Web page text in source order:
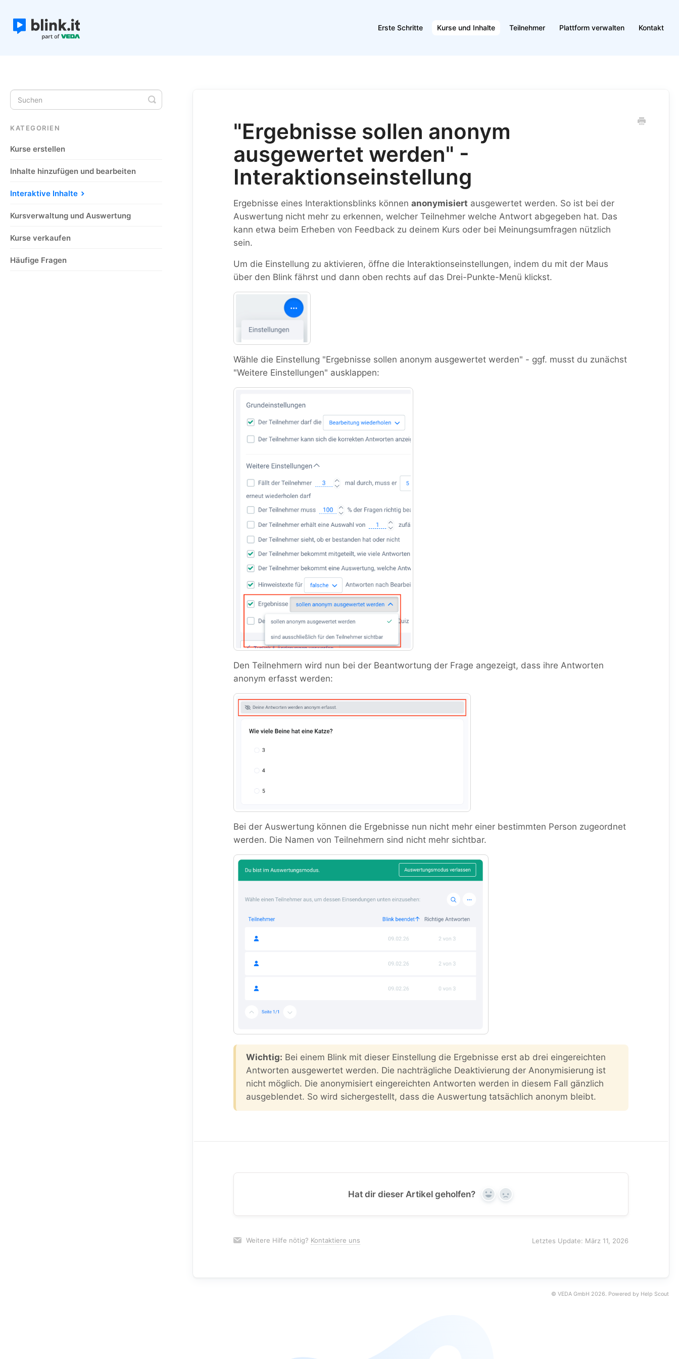
Erste Schritte Kurse und Inhalte Teilnehmer Plattform verwalten Kontakt
"Ergebnisse sollen anonym
ausgewertet werden" -
Interaktionseinstellung
Ergebnisse eines Interaktionsblinks könnenanonymisiert ausgewertet werden. So ist bei der
Auswertung nicht mehr zu erkennen, welcher Teilnehmer welche Antwort abgegeben hat. Das
kann etwa beim Erheben von Feedback zu deinem Kurs oder bei Meinungsumfragen nützlich
sein.
Um die Einstellung zu aktivieren, öffne die Interaktionseinstellungen, indem du mit der Maus
über den Blink fährst und dann oben rechts auf das Drei-Punkte-Menü klickst.
Wähle die Einstellung "Ergebnisse sollen anonym ausgewertet werden" - ggf. musst du zunächst
"Weitere Einstellungen" ausklappen:
Den Teilnehmern wird nun bei der Beantwortung der Frage angezeigt, dass ihre Antworten
anonym erfasst werden:
Bei der Auswertung können die Ergebnisse nun nicht mehr einer bestimmten Person zugeordnet
werden. Die Namen von Teilnehmern sind nicht mehr sichtbar.
Wichtig: Bei einem Blink mit dieser Einstellung die Ergebnisse erst ab drei eingereichten
Antworten ausgewertet werden. Die nachträgliche Deaktivierung der Anonymisierung ist
nicht möglich. Die anonymisiert eingereichten Antworten werden in diesem Fall gänzlich
ausgeblendet. So wird sichergestellt, dass die Auswertung tatsächlich anonym bleibt.
Hat dir dieser Artikel geholfen? Yes No
Weitere Hilfe nötig? Kontaktiere uns Letztes Update: März 11, 2026
Toggle
Search
KATEGORIEN
Kurse erstellen
Inhalte hinzufügen und bearbeiten
Interaktive Inhalte
Kursverwaltung und Auswertung
Kurse verkaufen
Häufige Fragen
© VEDA GmbH 2026. Powered by Help Scout